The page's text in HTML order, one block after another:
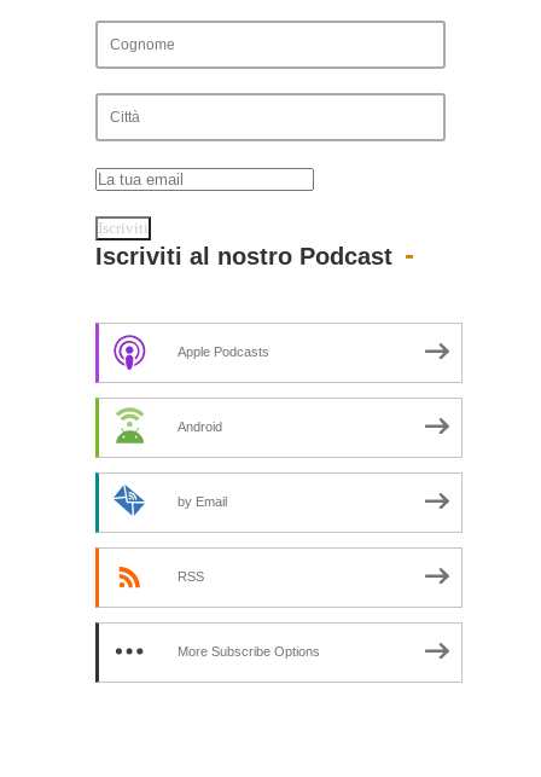
Iscriviti al nostro Podcast
Apple Podcasts
Android
by Email
RSS
More Subscribe Options